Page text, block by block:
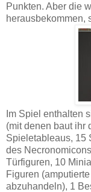
Punkten. Aber die
herausbekommen,
Im Spiel enthalten
(mit denen baut ihr
Spieletableaus, 15
des
Türfiguren, 10
Figuren
abzuhandeln), 1